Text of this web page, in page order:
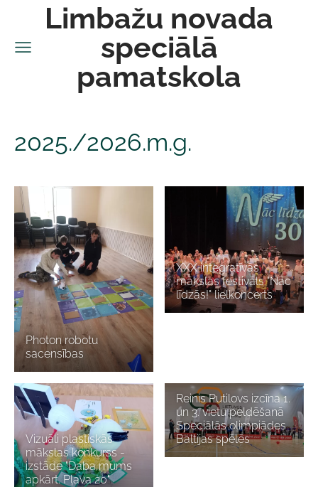
Limbažu novada
speciālā
pamatskola
2025./2026.m.g.
Photon robotu
sacensības
XXX integratīvās
mākslas festivāls "Nāc
līdzās!" lielkoncerts
Vizuāli plastiskās
mākslas konkurss -
izstāde "Daba mums
apkārt. Pļava 20"
Reinis Putilovs izcīna 1.
un 3. vietu peldēšanā
Speciālās olimpiādes
Baltijas spēlēs